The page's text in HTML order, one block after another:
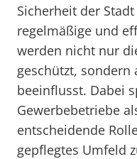
Sicherheit der
regelmäßige und
werden nicht nur
geschützt,
beeinflusst. Dabei
Gewerbebetriebe
entscheidende
gepflegtes Umfeld